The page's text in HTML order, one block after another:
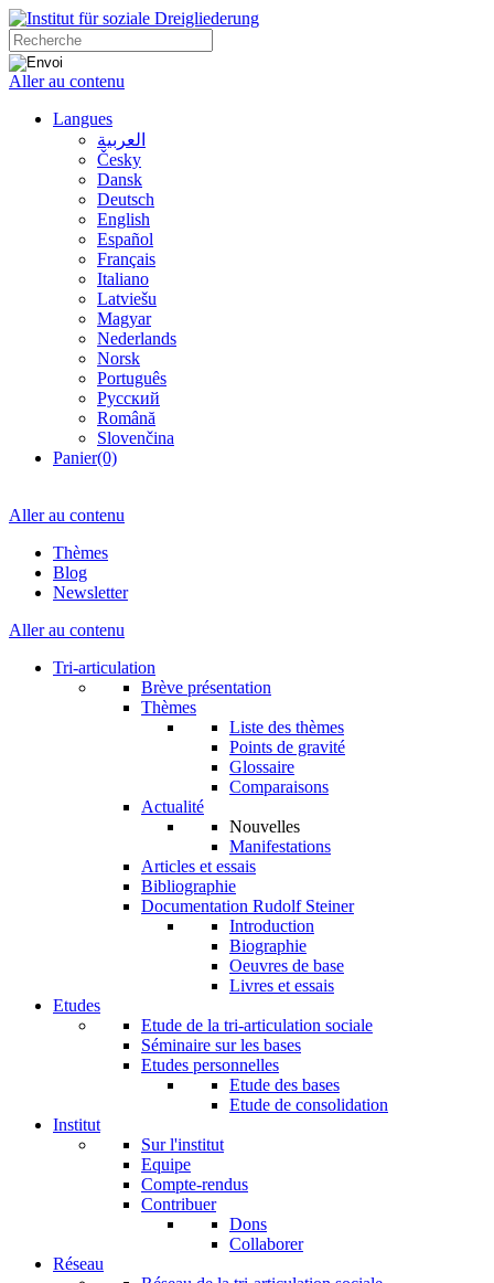
Aller au contenu
Langues
العربية
Česky
Dansk
Deutsch
English
Español
Français
Italiano
Latviešu
Magyar
Nederlands
Norsk
Português
Русский
Română
Slovenčina
Panier(0)
Aller au contenu
Thèmes
Blog
Newsletter
Aller au contenu
Tri-articulation
Brève présentation
Thèmes
Liste des thèmes
Points de gravité
Glossaire
Comparaisons
Actualité
Nouvelles
Manifestations
Articles et essais
Bibliographie
Documentation Rudolf Steiner
Introduction
Biographie
Oeuvres de base
Livres et essais
Etudes
Etude de la tri-articulation sociale
Séminaire sur les bases
Etudes personnelles
Etude des bases
Etude de consolidation
Institut
Sur l'institut
Equipe
Compte-rendus
Contribuer
Dons
Collaborer
Réseau